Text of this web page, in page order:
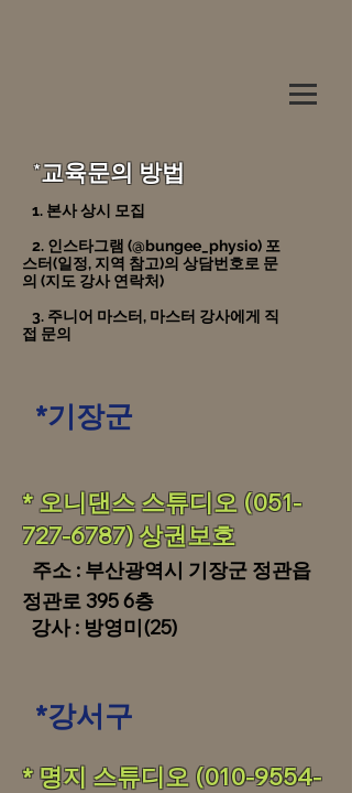
*교육문의 방법
1. 본사 상시 모집
2. 인스타그램 (@bungee_physio) 포
스터(일정, 지역 참고)의 상담번호로 문
의 (지도 강사 연락처)
3. 주니어 마스터, 마스터 강사에게 직
접 문의
*기장군
* 오니댄스 스튜디오 (051-
727-6787)상권보호
주소 : 부산광역시 기장군 정관읍
정관로 395 6층
강사 : 방영미(25)
*강서구
​​* 명지 스튜디오 (010-9554-